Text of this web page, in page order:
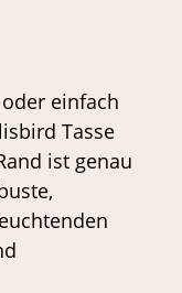
einfach
Tasse
ist genau